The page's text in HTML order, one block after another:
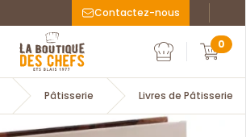
Contactez-nous
La Boutique des chefs
Mon compte
Mon
0
Pâtisserie Livres de Pâtisserie